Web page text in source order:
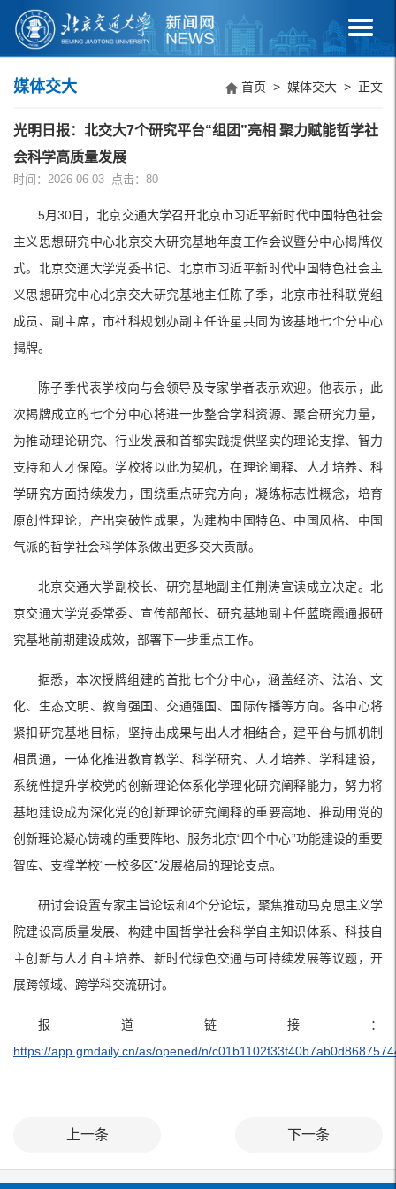
媒体交大 首页 > 媒体交大 > 正文
光明日报：北交大7个研究平台“组团”亮相 聚力赋能哲学社
会科学高质量发展
时间：2026-06-03 点击： 80
5月30日，北京交通大学召开北京市习近平新时代中国特色社会
主义思想研究中心北京交大研究基地年度工作会议暨分中心揭牌仪
式。北京交通大学党委书记、北京市习近平新时代中国特色社会主
义思想研究中心北京交大研究基地主任陈子季，北京市社科联党组
成员、副主席，市社科规划办副主任许星共同为该基地七个分中心
揭牌。
陈子季代表学校向与会领导及专家学者表示欢迎。他表示，此
次揭牌成立的七个分中心将进一步整合学科资源、聚合研究力量，
为推动理论研究、行业发展和首都实践提供坚实的理论支撑、智力
支持和人才保障。学校将以此为契机，在理论阐释、人才培养、科
学研究方面持续发力，围绕重点研究方向，凝练标志性概念，培育
原创性理论，产出突破性成果，为建构中国特色、中国风格、中国
气派的哲学社会科学体系做出更多交大贡献。
北京交通大学副校长、研究基地副主任荆涛宣读成立决定。北
京交通大学党委常委、宣传部部长、研究基地副主任蓝晓霞通报研
究基地前期建设成效，部署下一步重点工作。
据悉，本次授牌组建的首批七个分中心，涵盖经济、法治、文
化、生态文明、教育强国、交通强国、国际传播等方向。各中心将
紧扣研究基地目标，坚持出成果与出人才相结合，建平台与抓机制
相贯通，一体化推进教育教学、科学研究、人才培养、学科建设，
系统性提升学校党的创新理论体系化学理化研究阐释能力，努力将
基地建设成为深化党的创新理论研究阐释的重要高地、推动用党的
创新理论凝心铸魂的重要阵地、服务北京“四个中心”功能建设的重要
智库、支撑学校“一校多区”发展格局的理论支点。
研讨会设置专家主旨论坛和4个分论坛，聚焦推动马克思主义学
院建设高质量发展、构建中国哲学社会科学自主知识体系、科技自
主创新与人才自主培养、新时代绿色交通与可持续发展等议题，开
展跨领域、跨学科交流研讨。
报道链接：
https://app.gmdaily.cn/as/opened/n/
上一条 下一条